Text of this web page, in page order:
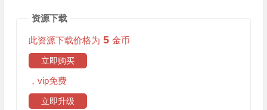
资源下载
此资源下载价格为 5 金币
立即购买
，vip免费
立即升级